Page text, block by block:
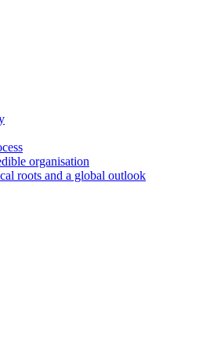
organisation
roots and a global outlook